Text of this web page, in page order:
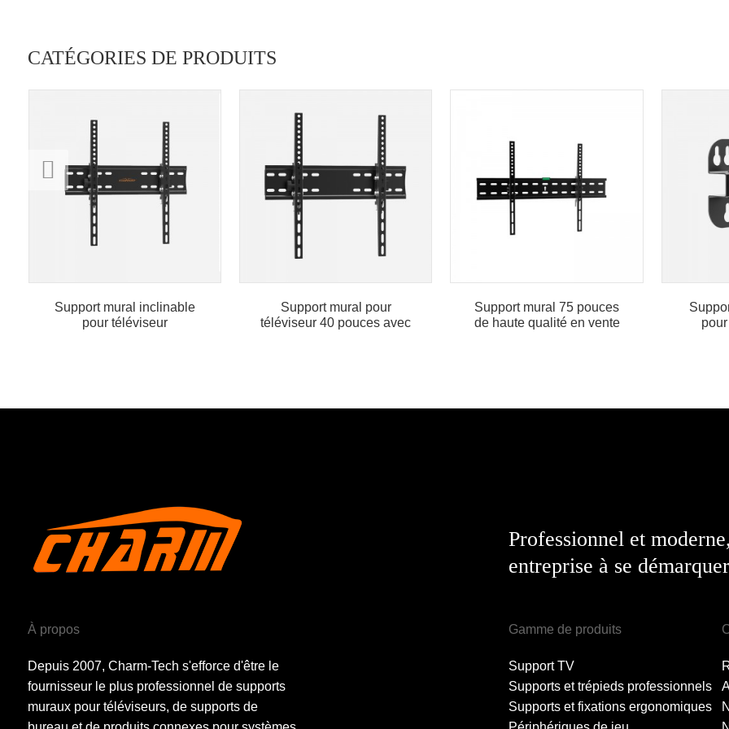
CATÉGORIES DE PRODUITS
Support mural inclinable
pour téléviseur
Support mural pour
téléviseur 40 pouces avec
Support mural 75 pouces
de haute qualité en vente
Professionnel et
entreprise à se
À propos
Depuis 2007, Charm-Tech s'efforce d'être le
fournisseur le plus professionnel de supports
muraux pour téléviseurs, de supports de
Gamme de produits
Support TV
Supports et trépieds professionnels
Supports et fixations ergonomiques